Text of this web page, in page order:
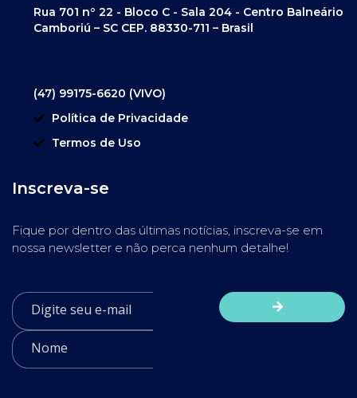
Rua 701 nº 22 - Bloco C - Sala 204 - Centro Balneário
Camboriú – SC CEP. 88330-711 – Brasil
(47) 99175-6620 (VIVO)
Política de Privacidade
Termos de Uso
Inscreva-se
Fique por dentro das últimas notícias, inscreva-se em
nossa newsletter e não perca nenhum detalhe!